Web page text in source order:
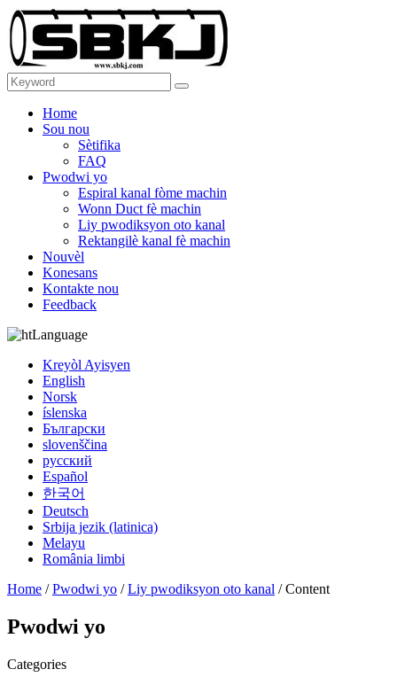
Home
Sou nou
Sètifika
FAQ
Pwodwi yo
Espiral kanal fòme machin
Wonn Duct fè machin
Liy pwodiksyon oto kanal
Rektangilè kanal fè machin
Nouvèl
Konesans
Kontakte nou
Feedback
Language
Kreyòl Ayisyen
English
Norsk
íslenska
Български
slovenščina
русский
Español
한국어
Deutsch
Srbija jezik (latinica)
Melayu
România limbi
Home /Pwodwi yo /Liy pwodiksyon oto kanal / Content
Pwodwi yo
Categories